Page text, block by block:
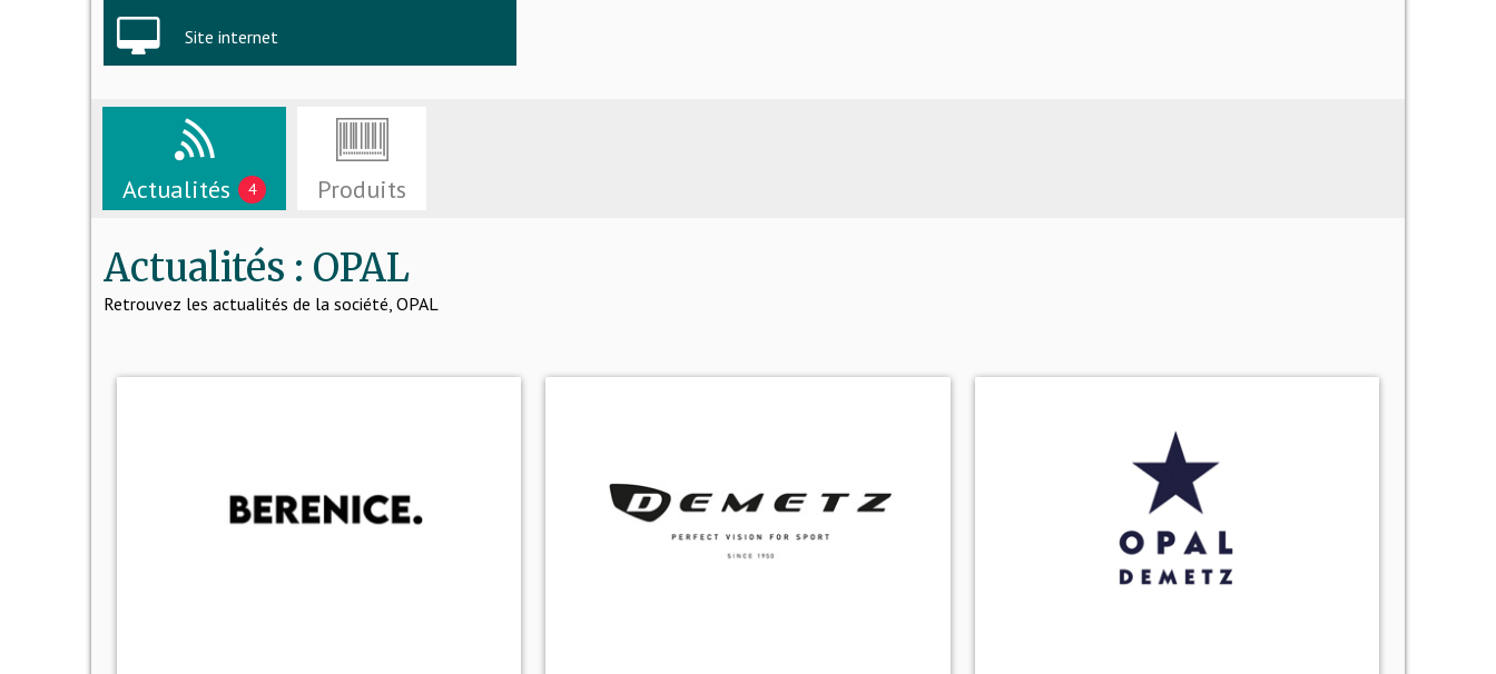
Site internet
Actualités 4 Produits
Actualités : OPAL
Retrouvez les actualités de la société, OPAL